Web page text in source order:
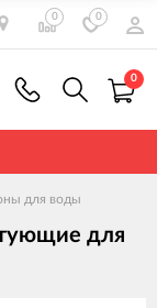
0 0
0
для воды
для